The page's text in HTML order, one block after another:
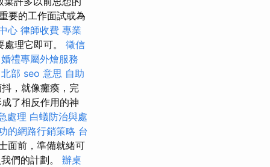
要的工作面試或為
心 律師收費 專業
理它即可。 徵信
婚禮專屬外燴服務
部 seo 意思 自助
，就像癱瘓，完
了相反作用的神
處理 白蟻防治與處
的網路行銷策略 台
面前，準備就緒可
們的計劃。 辦桌